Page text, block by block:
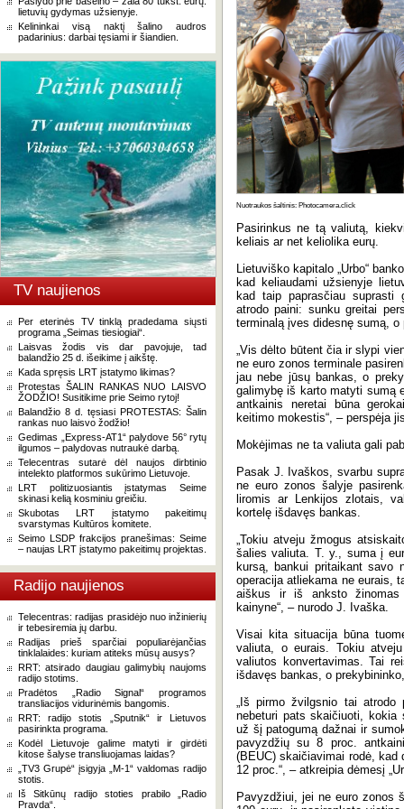
lietuvių gydymas užsienyje.
Kelininkai visą naktį šalino audros
padarinius: darbai tęsiami ir šiandien.
TV naujienos
Per eterinės TV tinklą pradedama siųsti
programa „Seimas tiesiogiai“.
Laisvas žodis vis dar pavojuje, tad
balandžio 25 d. išeikime į aikštę.
Kada spręsis LRT įstatymo likimas?
Protestas ŠALIN RANKAS NUO LAISVO
ŽODŽIO! Susitikime prie Seimo rytoj!
Balandžio 8 d. tęsiasi PROTESTAS: Šalin
rankas nuo laisvo žodžio!
Gedimas „Express-AT1“ palydove 56° rytų
ilgumos – palydovas nutraukė darbą.
Telecentras sutarė dėl naujos dirbtinio
intelekto platformos sukūrimo Lietuvoje.
LRT politizuosiantis įstatymas Seime
skinasi kelią kosminiu greičiu.
Skubotas LRT įstatymo pakeitimų
svarstymas Kultūros komitete.
Seimo LSDP frakcijos pranešimas: Seime
– naujas LRT įstatymo pakeitimų projektas.
Radijo naujienos
Telecentras: radijas prasidėjo nuo inžinierių
ir tebesiremia jų darbu.
Radijas prieš sparčiai populiarėjančias
tinklalaides: kuriam atiteks mūsų ausys?
RRT: atsirado daugiau galimybių naujoms
radijo stotims.
Pradėtos „Radio Signal“ programos
transliacijos vidurinėmis bangomis.
RRT: radijo stotis „Sputnik“ ir Lietuvos
pasirinkta programa.
Kodėl Lietuvoje galime matyti ir girdėti
kitose šalyse transliuojamas laidas?
„TV3 Grupė“ įsigyja „M-1“ valdomas radijo
stotis.
Iš Sitkūnų radijo stoties prabilo „Radio
Pravda“.
Nuotraukos šaltinis: Photocamera.click
Pasirinkus ne tą valiutą,
keliais ar net keliolika eurų.
Lietuviško kapitalo „Urbo“
kad keliaudami užsienyje
kad taip paprasčiau suprasti
atrodo paini: sunku greitai
terminalą įves didesnę sumą,
„Vis dėlto būtent čia ir slypi
ne euro zonos terminale
jau nebe jūsų bankas, o
galimybę iš karto matyti sumą
antkainis neretai būna
keitimo mokestis“, – perspėja
Mokėjimas ne ta valiuta gali
Pasak J. Ivaškos, svarbu
ne euro zonos šalyje
liromis ar Lenkijos zlotais,
kortelę išdavęs bankas.
„Tokiu atveju žmogus
šalies valiuta. T. y., suma į
kursą, bankui pritaikant savo
operacija atliekama ne eurais,
aiškus ir iš anksto žinomas
kainyne“, – nurodo J. Ivaška.
Visai kita situacija būna
valiuta, o eurais. Tokiu
valiutos konvertavimas. Tai
išdavęs bankas, o
„Iš pirmo žvilgsnio tai
nebeturi pats skaičiuoti, kokia
už šį patogumą dažnai ir
pavyzdžių su 8 proc.
(BEUC) skaičiavimai rodė,
12 proc.“, – atkreipia dėmesį
Pavyzdžiui, jei ne euro zonos